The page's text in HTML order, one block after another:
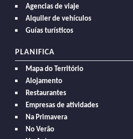
Agencias de viaje
Alquiler de vehículos
Guías turísticos
PLANIFICA
Mapa do Território
Alojamento
Restaurantes
Empresas de atividades
Na Primavera
No Verão